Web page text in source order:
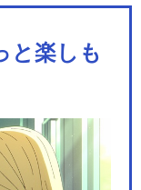
と楽しも